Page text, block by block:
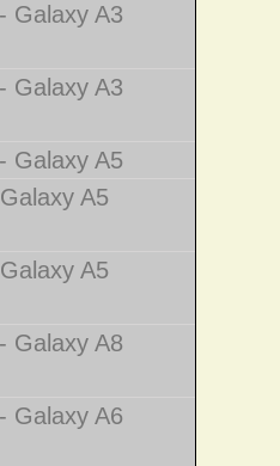
Galaxy A3
Galaxy A3
Galaxy A5
A5
A5
Galaxy A8
Galaxy A6